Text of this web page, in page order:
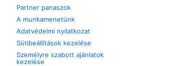
Partner panaszok
A munkamenetünk
Adatvédelmi nyilatkozat
Sütibeállítások kezelése
Személyre szabott ajánlatok
kezelése